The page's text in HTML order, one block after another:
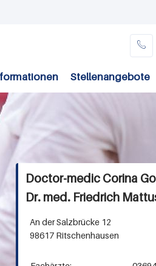
Stellenangebote

Doctor-medic Corina
Dr. med. Friedrich
An der Salzbrücke 12
98617 Ritschenhausen